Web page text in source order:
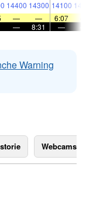
14400 14300 14100
— — 6:07
— 8:31 —
Warning
Webcams